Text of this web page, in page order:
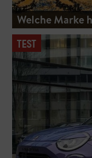
Welche Marke
TEST